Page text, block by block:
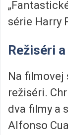
série Harry
Režiséri
Na
režiséri.
dva filmy a
Alfonso